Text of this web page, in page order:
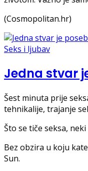
(Cosmopolitan.hr)
Seks i ljubav
Jedna stvar
Šest minuta prije
tehnikalije, trajanje
Što se tiče seksa,
Bez obzira u koju
Sun.